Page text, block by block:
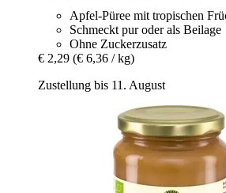
Apfel-Püree mit tropischen
Schmeckt pur oder als Beilage
Ohne Zuckerzusatz
€ 2,29 (€ 6,36 / kg)
Zustellung bis 11. August